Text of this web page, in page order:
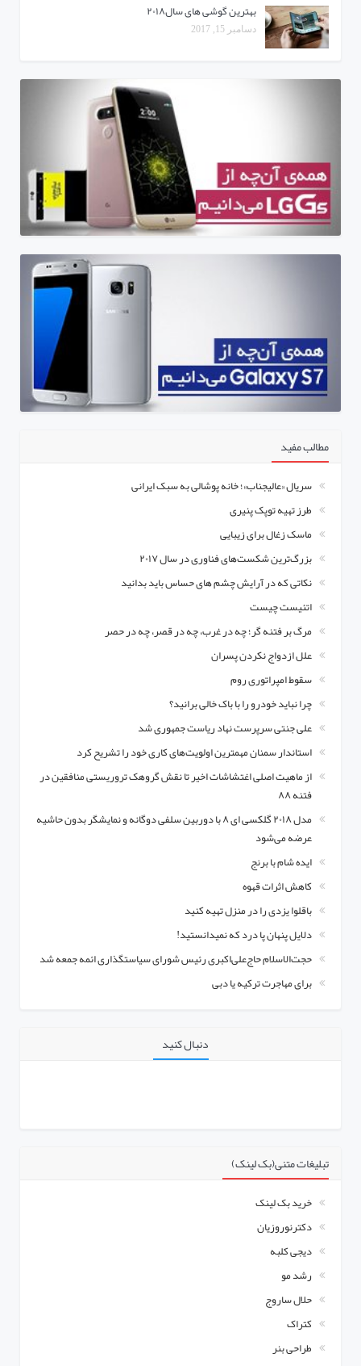
بهترین گوشی های سال۲۰۱۸
دسامبر 15, 2017
مطالب مفید
سریال «عالیجناب»؛ خانه پوشالی به سبک ایرانی
طرز تهیه توپک پنیری
ماسک زغال برای زیبایی
بزرگ‌ترین شکست‌های فناوری در سال ۲۰۱۷
نکاتی که در آرایش چشم های حساس باید بدانید
اتئیست چیست
مرگ بر فتنه گر؛ چه در غرب، چه در قصر، چه در حصر
علل ازدواج نکردن پسران
سقوط امپراتوری روم
چرا نباید خودرو را با باک خالی برانید؟
علی جنتی سرپرست نهاد ریاست جمهوری شد
استاندار سمنان مهمترین اولویت‌های کاری خود را تشریح کرد
از ماهیت اصلی اغتشاشات اخیر تا نقش گروهک تروریستی منافقین در
فتنه ۸۸
مدل ۲۰۱۸ گلکسی ای ۸ با دوربین سلفی دوگانه و نمایشگر بدون حاشیه
عرضه می‌شود
ایده شام با برنج
کاهش اثرات قهوه
باقلوا یزدی را در منزل تهیه کنید
دلایل پنهان پا درد که نمیدانستید!
حجت‌الاسلام حاج‌علی‌اکبری رئیس شورای سیاستگذاری ائمه جمعه شد
برای مهاجرت ترکیه یا دبی
دنبال کنید
تبلیغات متنی(بک لینک)
خرید بک لینک
دکترنوروزیان
دیجی کلبه
رشد مو
حلال ساروج
کتراک
طراحی بنر